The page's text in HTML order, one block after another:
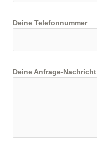
Deine Telefonnummer
Deine Anfrage-Nachricht